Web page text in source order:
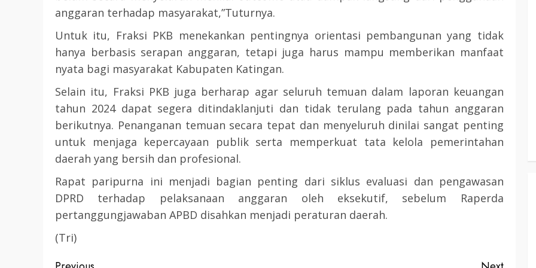
anggaran terhadap masyarakat,”Tuturnya.
Untuk itu, Fraksi PKB menekankan pentingnya orientasi pembangunan yang tidak
hanya berbasis serapan anggaran, tetapi juga harus mampu memberikan manfaat
nyata bagi masyarakat Kabupaten Katingan.
Selain itu, Fraksi PKB juga berharap agar seluruh temuan dalam laporan keuangan
tahun 2024 dapat segera ditindaklanjuti dan tidak terulang pada tahun anggaran
berikutnya. Penanganan temuan secara tepat dan menyeluruh dinilai sangat penting
untuk menjaga kepercayaan publik serta memperkuat tata kelola pemerintahan
daerah yang bersih dan profesional.
Rapat paripurna ini menjadi bagian penting dari siklus evaluasi dan pengawasan
DPRD terhadap pelaksanaan anggaran oleh eksekutif, sebelum Raperda
pertanggungjawaban APBD disahkan menjadi peraturan daerah.
(Tri)
3 min read
RDP DPRD dan Pemkab Katingan
Nakes Hingga Ancaman
Pencemaran Sungai
TRIOKTA
KATINGAN
Sebangau Perkuat Sinergi Jaga
Kawasan Konservasi dan Gambut
TRIOKTA